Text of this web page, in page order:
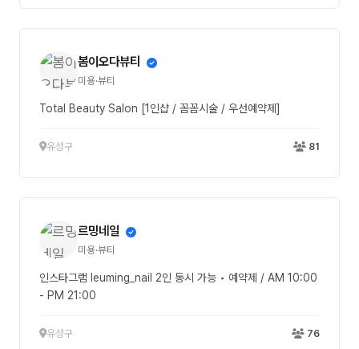
봄이오다뷰티
미용·뷰티
Total Beauty Salon [1인샵 / 꼼꼼시술 / 우선예약제]
유성구 81
르밍네일
미용·뷰티
인스타그램 leuming_nail 2인 동시 가능 • 예약제 / AM 10:00
- PM 21:00
유성구 76